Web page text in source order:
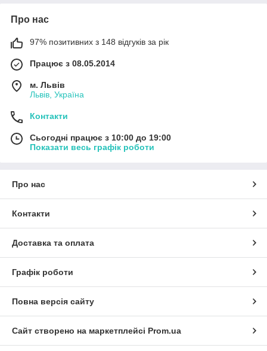
Про нас
97% позитивних з 148 відгуків за рік
Працює з 08.05.2014
м. Львів
Львів, Україна
Контакти
Сьогодні працює з 10:00 до 19:00
Показати весь графік роботи
Про нас
Контакти
Доставка та оплата
Графік роботи
Повна версія сайту
Сайт створено на маркетплейсі Prom.ua